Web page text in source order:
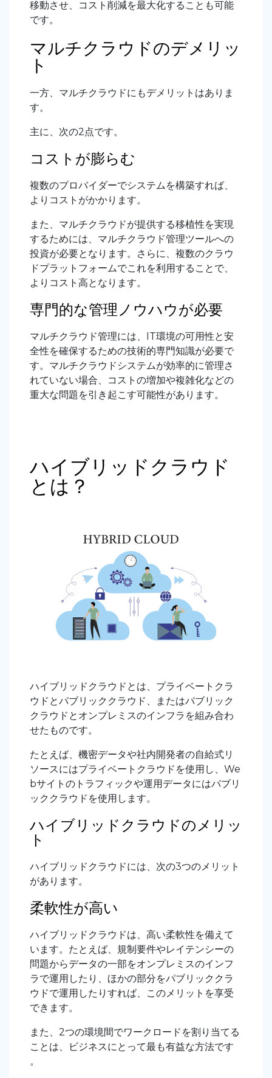
移動させ、コスト削減を最大化することも可能
です。
マルチクラウドのデメリッ
ト
一方、マルチクラウドにもデメリットはありま
す。
主に、次の2点です。
コストが膨らむ
複数のプロバイダーでシステムを構築すれば、
よりコストがかかります。
また、マルチクラウドが提供する移植性を実現
するためには、マルチクラウド管理ツールへの
投資が必要となります。さらに、複数のクラウ
ドプラットフォームでこれを利用することで、
よりコスト高となります。
専門的な管理ノウハウが必要
マルチクラウド管理には、IT環境の可用性と安
全性を確保するための技術的専門知識が必要で
す。マルチクラウドシステムが効率的に管理さ
れていない場合、コストの増加や複雑化などの
重大な問題を引き起こす可能性があります。
ハイブリッドクラウド
とは？
ハイブリッドクラウドとは、プライベートクラ
ウドとパブリッククラウド、またはパブリック
クラウドとオンプレミスのインフラを組み合わ
せたものです。
たとえば、機密データや社内開発者の自給式リ
ソースにはプライベートクラウドを使用し、We
bサイトのトラフィックや運用データにはパブリ
ッククラウドを使用します。
ハイブリッドクラウドのメリッ
ト
ハイブリッドクラウドには、次の3つのメリット
があります。
柔軟性が高い
ハイブリッドクラウドは、高い柔軟性を備えて
います。たとえば、規制要件やレイテンシーの
問題からデータの一部をオンプレミスのインフ
ラで運用したり、ほかの部分をパブリッククラ
ウドで運用したりすれば、このメリットを享受
できます。
また、2つの環境間でワークロードを割り当てる
ことは、ビジネスにとって最も有益な方法です
。